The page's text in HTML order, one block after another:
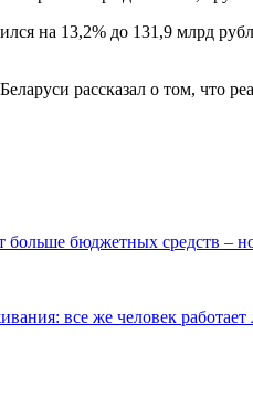
на 13,2% до 131,9 млрд
рассказал о том, что
больше бюджетных средств –
все же человек